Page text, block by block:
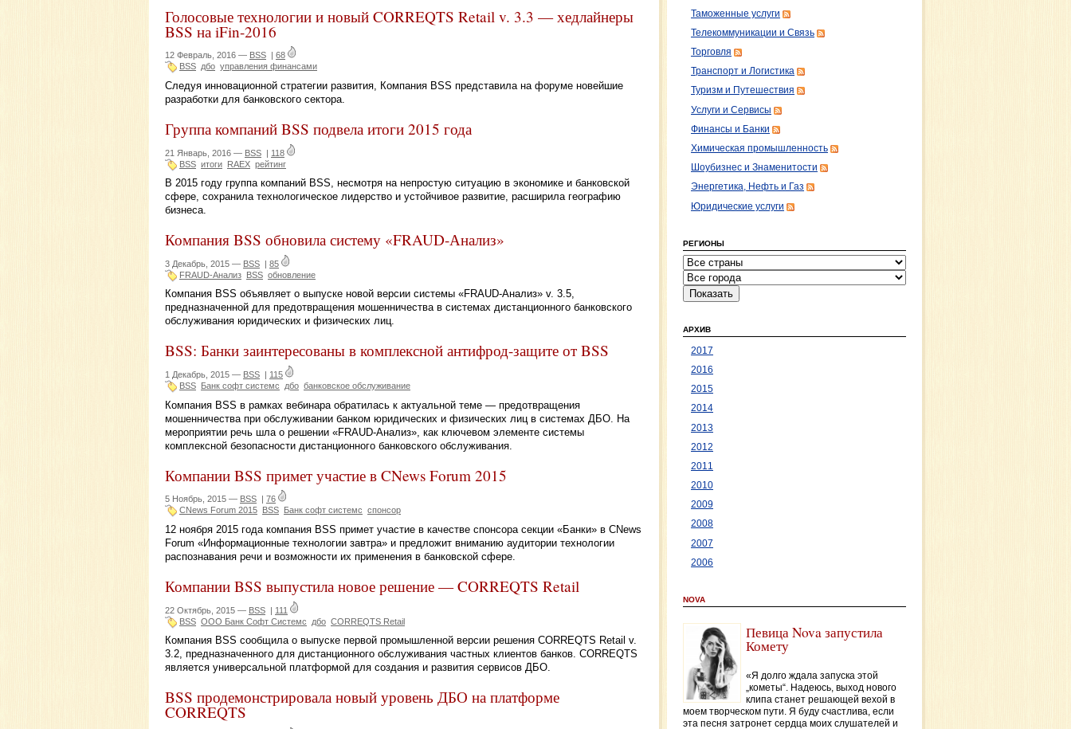
Голосовые технологии и новый CORREQTS Retail v. 3.3 — хедлайнеры
BSS на iFin-2016
12 Февраль, 2016 — BSS
68
BSS дбо управления финансами
Следуя инновационной стратегии развития, Компания BSS представила на форуме новейшие
разработки для банковского сектора.
Группа компаний BSS подвела итоги 2015 года
21 Январь, 2016 — BSS | 118
BSS итоги RAEX рейтинг
В 2015 году группа компаний BSS, несмотря на непростую ситуацию в экономике и банковской
сфере, сохранила технологическое лидерство и устойчивое развитие, расширила географию
бизнеса.
Компания BSS обновила систему «FRAUD-Анализ»
3 Декабрь, 2015 — BSS | 85
FRAUD-Анализ BSS обновление
Компания BSS объявляет о выпуске новой версии системы «FRAUD-Анализ» v. 3.5,
предназначенной для предотвращения мошенничества в системах дистанционного банковского
обслуживания юридических и физических лиц.
BSS: Банки заинтересованы в комплексной антифрод-защите от BSS
1 Декабрь, 2015 — BSS | 115
BSS Банк софт системс дбо банковское обслуживание
Компания BSS в рамках вебинара обратилась к актуальной теме — предотвращения
мошенничества при обслуживании банком юридических и физических лиц в системах ДБО. На
мероприятии речь шла о решении «FRAUD-Анализ», как ключевом элементе системы
комплексной безопасности дистанционного банковского обслуживания.
Компании BSS примет участие в CNews Forum 2015
5 Ноябрь, 2015 — BSS
76
CNews Forum 2015
BSS Банк софт системс спонсор
12 ноября 2015 года компания BSS примет участие в качестве спонсора секции «Банки» в CNews
Forum «Информационные технологии завтра» и предложит вниманию аудитории технологии
распознавания речи и возможности их применения в банковской сфере.
Компании BSS выпустила новое решение — CORREQTS Retail
22 Октябрь, 2015 — BSS | 111
BSS ООО Банк Софт Системс дбо CORREQTS Retail
Компания BSS сообщила о выпуске первой промышленной версии решения CORREQTS Retail v.
3.2, предназначенного для дистанционного обслуживания частных клиентов банков. CORREQTS
является универсальной платформой для создания и развития сервисов ДБО.
BSS продемонстрировала новый уровень ДБО на платформе
CORREQTS
Таможенные услуги
Телекоммуникации и Связь
Торговля
Транспорт и Логистика
Туризм и Путешествия
Услуги и Сервисы
Финансы и Банки
Химическая промышленность
Шоубизнес и Знаменитости
Энергетика, Нефть и Газ
Юридические услуги
РЕГИОНЫ
АРХИВ
2017
2016
2015
2014
2013
2012
2011
2010
2009
2008
2007
2006
NOVA
Певица Nova запустила
Комету
«Я долго ждала запуска этой
„кометы“. Надеюсь, выход нового
клипа станет решающей вехой в
моем творческом пути. Я буду счастлива, если
эта песня затронет сердца моих слушателей и